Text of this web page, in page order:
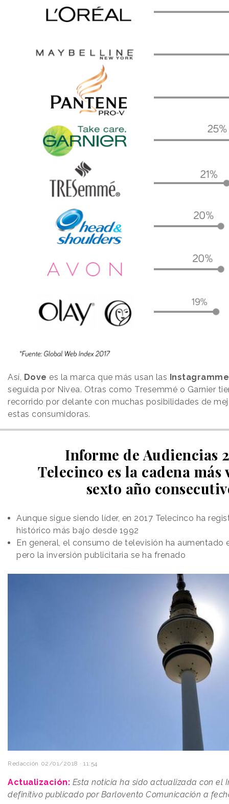
Así, Dove es la marca que más usan las
seguida por Nivea. Otras como Tresemmé o Garnier
recorrido por delante con muchas posibilidades de
estas consumidoras.
Informe de Audiencias
Telecinco es la cadena más
sexto año
Aunque sigue siendo líder, en 2017 Telecinco ha
histórico más bajo desde 1992
En general, el consumo de televisión ha aumentado
pero la inversión publicitaria se ha frenado
Redacción 02/01/2018 · 11:54
Actualización: Esta noticia ha sido actualizada con el
definitivo publicado por Barlovento Comunicación a